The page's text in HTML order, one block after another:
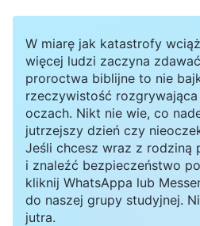
W miarę jak katastrofy
więcej ludzi zaczyna
proroctwa biblijne to nie
rzeczywistość rozgrywająca
oczach. Nikt nie wie, co
jutrzejszy dzień czy
Jeśli chcesz wraz z rodziną
i znaleźć bezpieczeństwo
kliknij WhatsAppa lub
do naszej grupy studyjnej.
jutra.